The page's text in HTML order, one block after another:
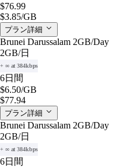
$76.99
$3.85/GB
プラン詳細
Brunei Darussalam 2GB/Day
2GB/日
+ ∞ at 384kbps
6日間
$6.50/GB
$77.94
プラン詳細
Brunei Darussalam 2GB/Day
2GB/日
+ ∞ at 384kbps
6日間